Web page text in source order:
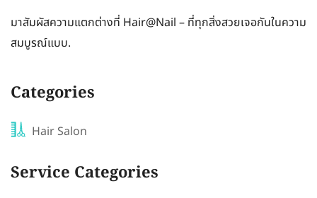
มาสัมผัสความแตกต่างที่ Hair@Nail – ที่ทุกสิ่งสวยเจอกันในความ
สมบูรณ์แบบ.
Categories
Hair Salon
Service Categories